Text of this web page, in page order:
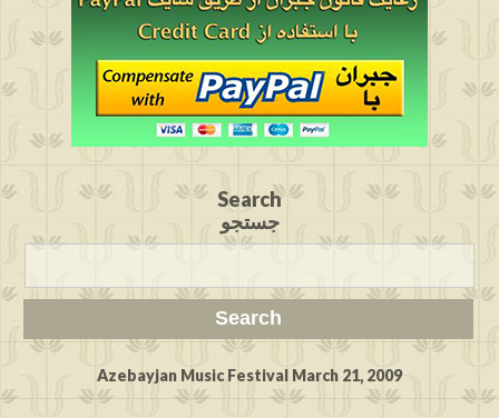
Search
جستجو
Azebayjan Music Festival March 21, 2009